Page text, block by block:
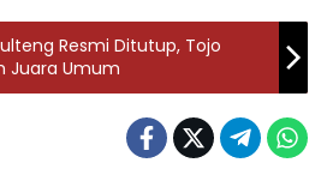
Resmi Ditutup, Tojo
Juara Umum